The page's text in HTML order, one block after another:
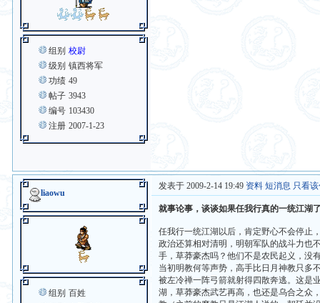
组别 校尉
级别 镇西将军
功绩 49
帖子 3943
编号 103430
注册 2007-1-23
liaowu
组别 百姓
发表于 2009-2-14 19:49 资料 短消息 只看
就事论事，谈谈如果任我行真的一统江
任我行一统江湖以后，肯定野心不会停止
政治还算相对清明，明朝军队的战斗力也
手，草莽豪杰吗？他们不是农民起义，
当初明教何等声势，高手比日月神教只多
被左冷禅一阵弓箭就射得四散奔逃。这是
湖，草莽豪杰武艺再高，也还是乌合之众